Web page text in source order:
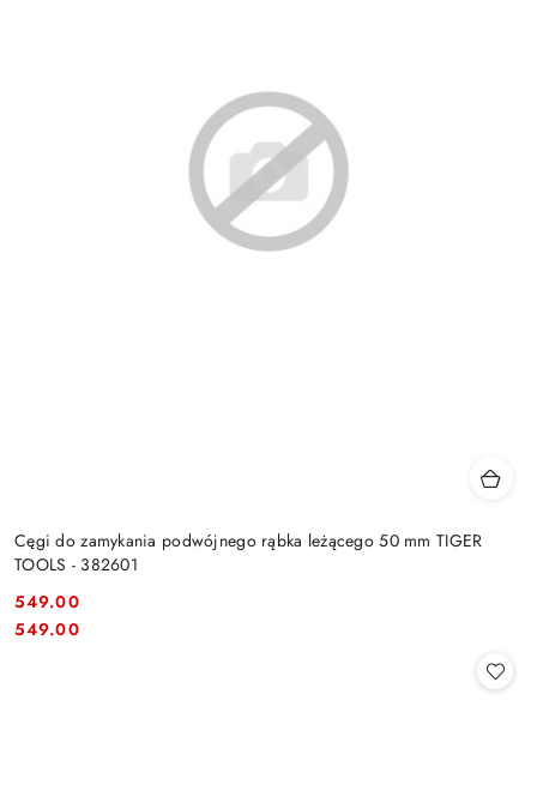
Cęgi do zamykania podwójnego rąbka leżącego 50 mm TIGER
TOOLS - 382601
Cena:
549.00
Cena:
549.00